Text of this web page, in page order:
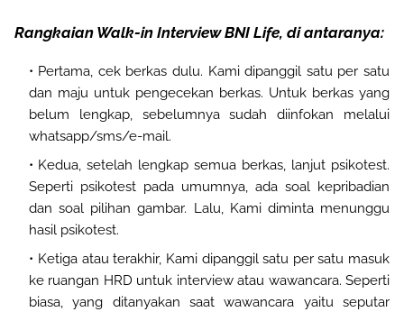
Rangkaian Walk-in Interview BNI Life, di antaranya:
Pertama, cek berkas dulu. Kami dipanggil satu per satu
dan maju untuk pengecekan berkas. Untuk berkas yang
belum lengkap, sebelumnya sudah diinfokan melalui
whatsapp/sms/e-mail.
Kedua, setelah lengkap semua berkas, lanjut psikotest.
Seperti psikotest pada umumnya, ada soal kepribadian
dan soal pilihan gambar. Lalu, Kami diminta menunggu
hasil psikotest.
Ketiga atau terakhir, Kami dipanggil satu per satu masuk
ke ruangan HRD untuk interview atau wawancara. Seperti
biasa, yang ditanyakan saat wawancara yaitu seputar